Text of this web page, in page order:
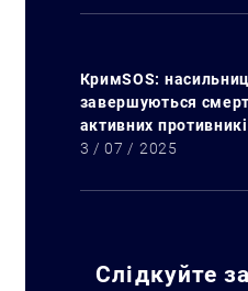
КримSOS:
завершуються
активних
3 / 07 / 2025
Слідкуйте